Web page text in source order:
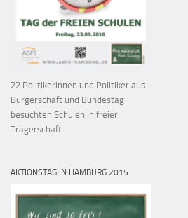
22 Politikerinnen und Politiker aus
Bürgerschaft und Bundestag
besuchten Schulen in freier
Trägerschaft
AKTIONSTAG IN HAMBURG 2015